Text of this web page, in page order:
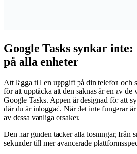
Google Tasks synkar
på alla enheter
Att lägga till en uppgift på din telefon och
för att upptäcka att den saknas är en av de
Google Tasks. Appen är designad för att
där du är inloggad. När det inte fungerar
av dessa vanliga orsaker.
Den här guiden täcker alla lösningar, från
sekunder till mer avancerade